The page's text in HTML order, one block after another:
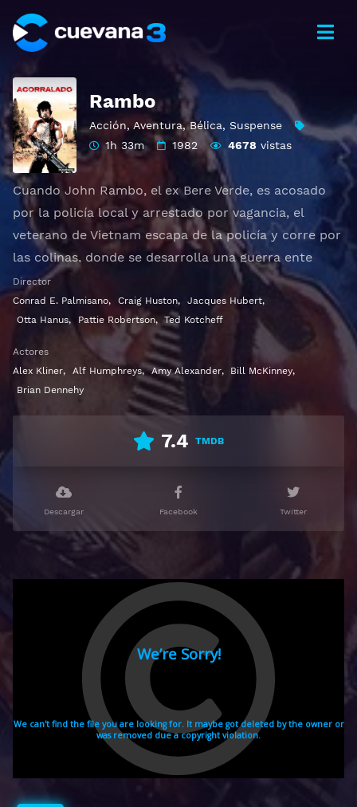
Rambo
Acción, Aventura,Bélica, Suspense
1h 33m
1982 4678 vistas
Cuando John Rambo, el ex Bere Verde, es acosado
por la policía local y arrestado por vagancia, el
veterano de Vietnam escapa de la policía y corre por
las colinas, donde se desarrolla una guerra ente
Rambo y la policía de ese pueblo. Acosado por un
incansable sheriff, Rambo emplea tácticas de
guerrilla duras para sacudir a los policías.
Otros títulos:
First Blood,Acorralado
Ver First Blood Gratis HD 1080p 720p | Idioma
español latino, subtitulado, castellano
Director
Conrad E. Palmisano, Craig Huston, Jacques Hubert,
Otta Hanus, Pattie Robertson, Ted Kotcheff
Actores
Alex Kliner, Alf Humphreys, Amy Alexander, Bill McKinney,
Brian Dennehy
7.4 TMDB
Descargar Facebook Twitter